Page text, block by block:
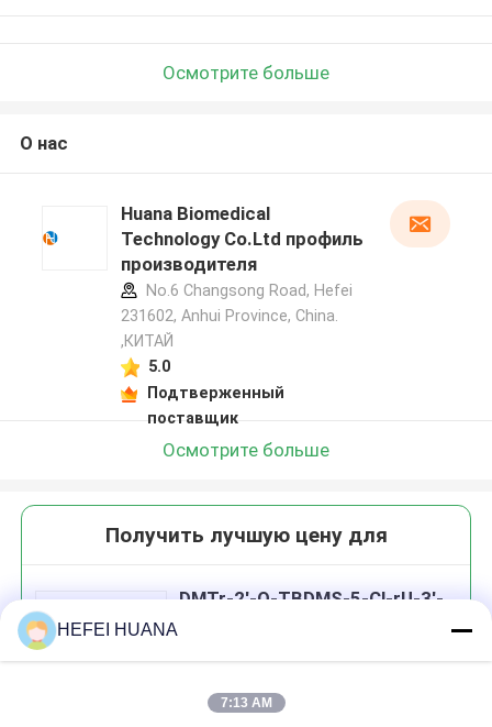
Осмотрите больше
О нас
Huana Biomedical
Technology Co.Ltd профиль
производителя
No.6 Changsong Road, Hefei
231602, Anhui Province, China.
,КИТАЙ
5.0
Подтверженный
поставщик
Осмотрите больше
Получить лучшую цену для
DMTr-2'-O-TBDMS-5-Cl-rU-3'-
HEFEI HUANA
7:13 AM